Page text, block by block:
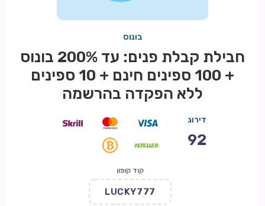
בונוס
חבילת קבלת פנים: עד 200% בונוס
+ 100 ספינים חינם + 10 ספינים
ללא הפקדה בהרשמה
דירוג
92
קוד קופון
LUCKY777